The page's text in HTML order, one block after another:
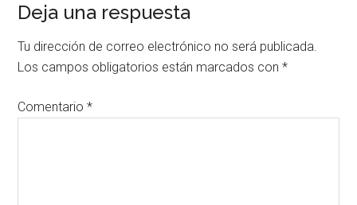
Interacciones
con
los
lectores
Deja una respuesta
Tu dirección de correo electrónico no será publicada.
Los campos obligatorios están marcados con*
Comentario*